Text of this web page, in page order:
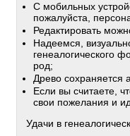
С мобильных
пожалуйста,
Редактировать
Надеемся,
генеалогического
род;
Древо сохраняется
Если вы считаете,
свои пожелания и
Удачи в